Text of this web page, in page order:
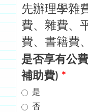
先辦理學雜
費、雜費、
費、書籍費
是否享有公
補助費) *
是
否